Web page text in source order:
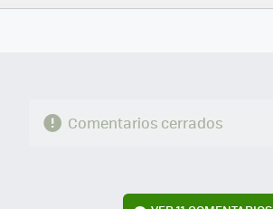
FACEBOOK
TWITTERFLIPBOARD
E-
WHATSAPP
Comentarios cerrados